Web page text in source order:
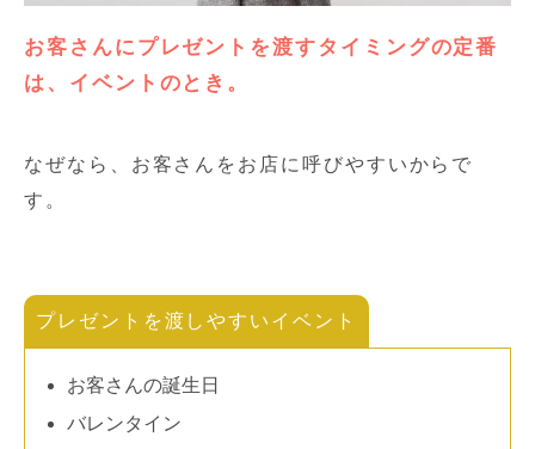
お客さんにプレゼントを渡すタイミングの定番
は、イベントのとき。
なぜなら、お客さんをお店に呼びやすいからで
す。
プレゼントを渡しやすいイベント
お客さんの誕生日
バレンタイン